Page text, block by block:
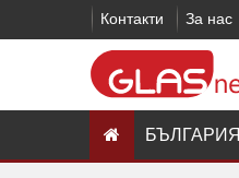
Контакти За нас
БЪЛГАРИЯ